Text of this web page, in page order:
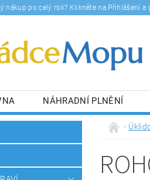
nákup po celý rok? Klikněte na Přihlášení
NÁHRADNÍ PLNĚNÍ
BLOG